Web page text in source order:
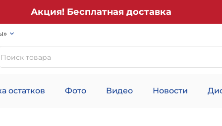
Акция! Бесплатная доставка
остатков Фото Видео Новости